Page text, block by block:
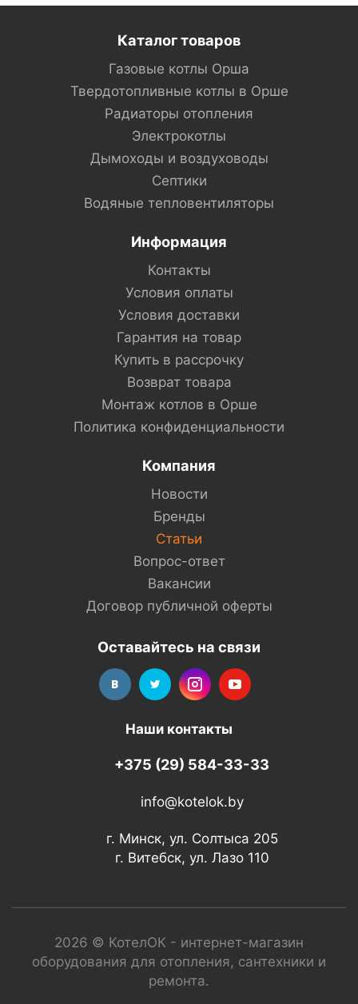
Каталог товаров
Газовые котлы Орша
Твердотопливные котлы в Орше
Радиаторы отопления
Электрокотлы
Дымоходы и воздуховоды
Септики
Водяные тепловентиляторы
Информация
Контакты
Условия оплаты
Условия доставки
Гарантия на товар
Купить в рассрочку
Возврат товара
Монтаж котлов в Орше
Политика конфиденциальности
Компания
Новости
Бренды
Статьи
Вопрос-ответ
Вакансии
Договор публичной оферты
Оставайтесь на связи
Наши контакты
+375 (29) 584-33-33
info@kotelok.by
г. Минск, ул. Солтыса 205
г. Витебск, ул. Лазо 110
2026 © КотелОК - интернет-магазин
оборудования для отопления, сантехники и
ремонта.